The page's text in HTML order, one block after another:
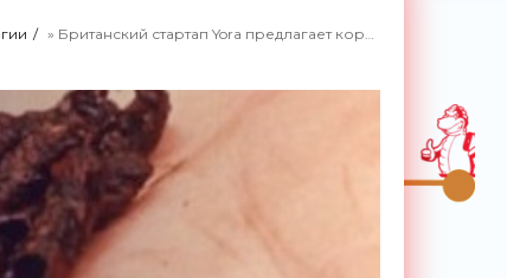
» Британский стартап Yora предлагает кормить собак мясом личинок - «Технологии»